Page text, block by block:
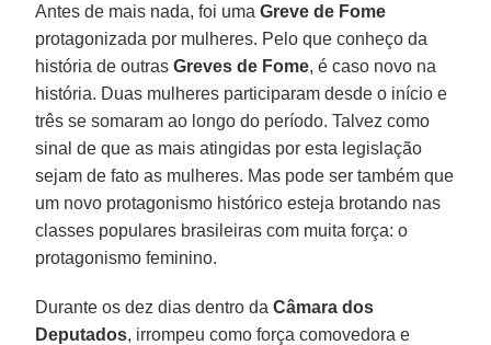
Antes de mais nada, foi umaGreve de Fome
protagonizada por mulheres. Pelo que conheço da
história de outrasGreves de Fome, é caso novo na
história. Duas mulheres participaram desde o início e
três se somaram ao longo do período. Talvez como
sinal de que as mais atingidas por esta legislação
sejam de fato as mulheres. Mas pode ser também que
um novo protagonismo histórico esteja brotando nas
classes populares brasileiras com muita força: o
protagonismo feminino.
Durante os dez dias dentro daCâmara dos
Deputados, irrompeu como força comovedora e